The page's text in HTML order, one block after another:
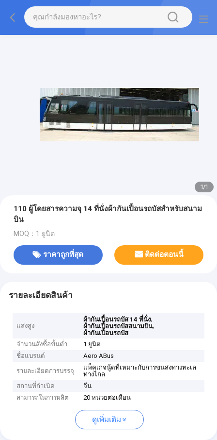
1/1
110 ผู้โดยสารความจุ 14 ที่นั่งผ้ากันเปื้อนรถบัสสำหรับสนาม
บิน
MOQ：1 ยูนิต
ราคาถูกที่สุด ติดต่อตอนนี้
รายละเอียดสินค้า
แสงสูง
ผ้ากันเปื้อนรถบัส 14 ที่นั่ง,
ผ้ากันเปื้อนรถบัสสนามบิน,
ผ้ากันเปื้อนรถบัส
จำนวนสั่งซื้อขั้นต่ำ
1 ยูนิต
ชื่อแบรนด์
Aero ABus
รายละเอียดการบรรจุ
แพ็คเกจนู้ดที่เหมาะกับการขนส่งทางทะเล
ทางไกล
สถานที่กำเนิด
จีน
สามารถในการผลิต
20 หน่วยต่อเดือน
ดูเพิ่มเติม